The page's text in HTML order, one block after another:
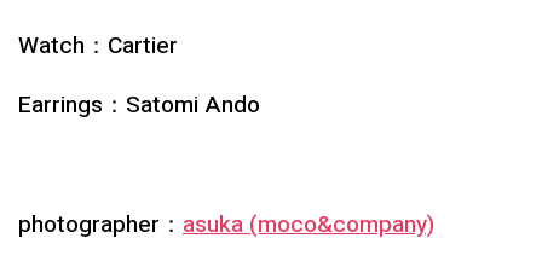
Watch：Cartier
Earrings：Satomi Ando
photographer： asuka (moco&company)